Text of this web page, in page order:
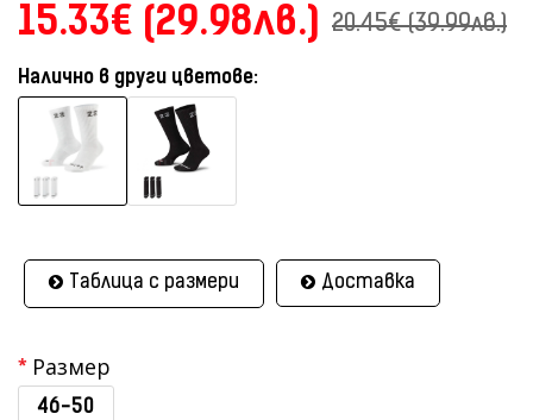
15.33€ (29.98лв.) 20.45€ (39.99лв.)
Налично в други цветове:
Таблица с размери Доставка
Размер
46-50